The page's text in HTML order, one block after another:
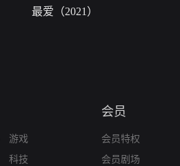
最爱（2021）
游戏
科技
会员
会员特权
会员剧场